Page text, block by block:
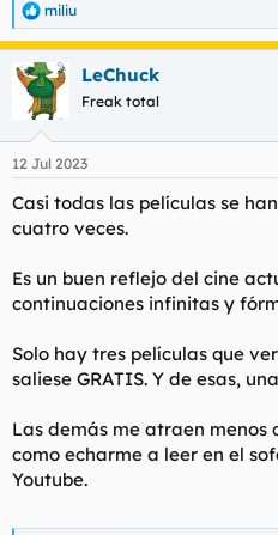
R
e
a
c
c
e
:
miliu
LeChuck
Freak total
12 Jul 2023
Casi todas las películas se
cuatro veces.
Es un buen reflejo del cine
continuaciones infinitas y
Solo hay tres películas que
saliese GRATIS. Y de esas,
Las demás me atraen menos
como echarme a leer en el
Youtube.